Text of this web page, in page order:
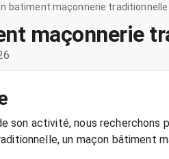
batiment maçonnerie
maçonnerie
son activité, nous
un maçon bâtiment